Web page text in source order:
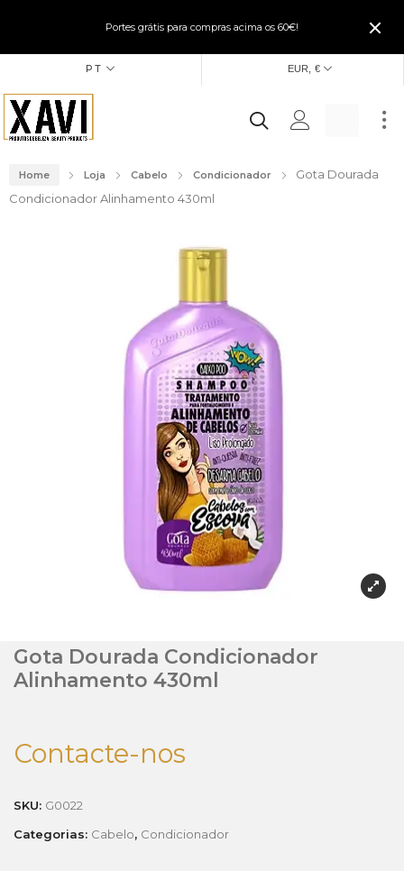
Portes grátis para compras acima os 60€!
PT EUR, €
Home Loja Cabelo Condicionador
Gota Dourada
Condicionador Alinhamento 430ml
Gota Dourada Condicionador
Alinhamento 430ml
Contacte-nos
SKU: G0022
Categorias: Cabelo, Condicionador